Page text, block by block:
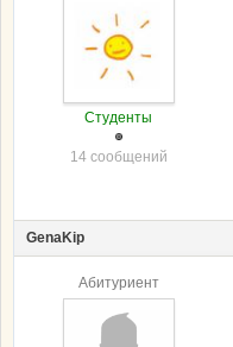
Студенты
14 сообщений
GenaKip
Абитуриент